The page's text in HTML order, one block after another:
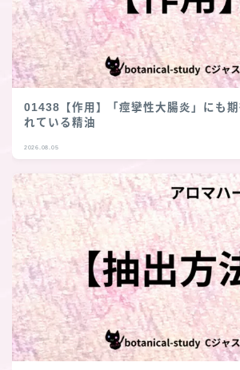
01438【作用】「痙攣性大腸炎」にも
れている精油
2026.08.05